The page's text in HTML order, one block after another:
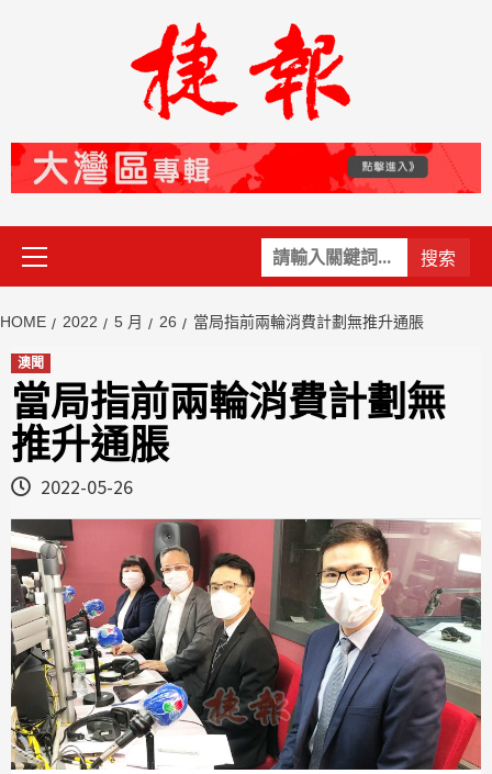
關
鍵
Primary
Menu
HOME 2022 5 月 26 當局指前兩輪消費計劃無推升通脹
澳聞
當局指前兩輪消費計劃無
推升通脹
2022-05-26